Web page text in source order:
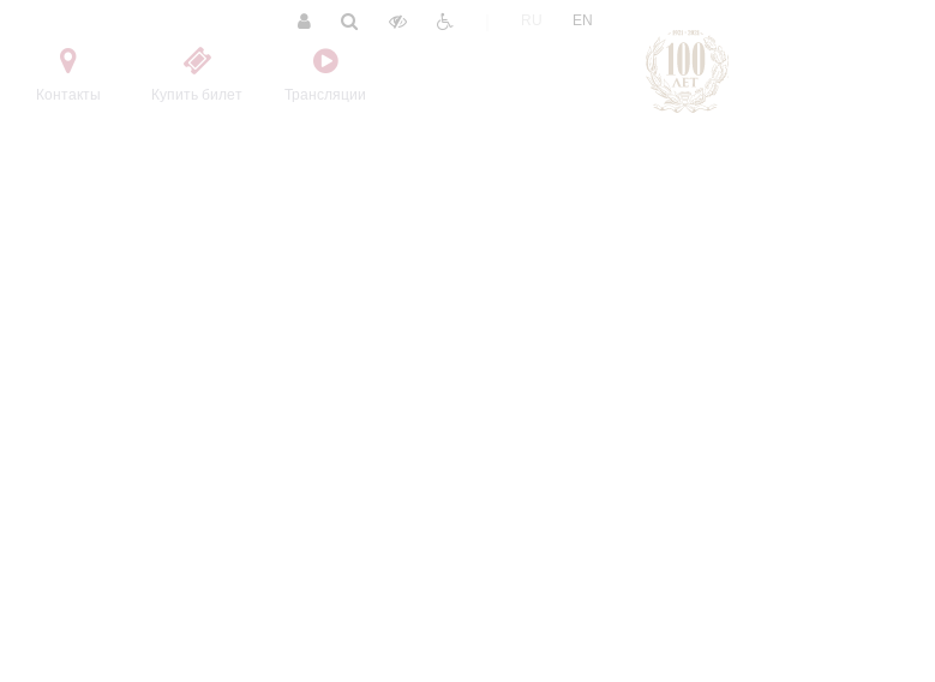
Контакты Купить билет Трансляции
EN